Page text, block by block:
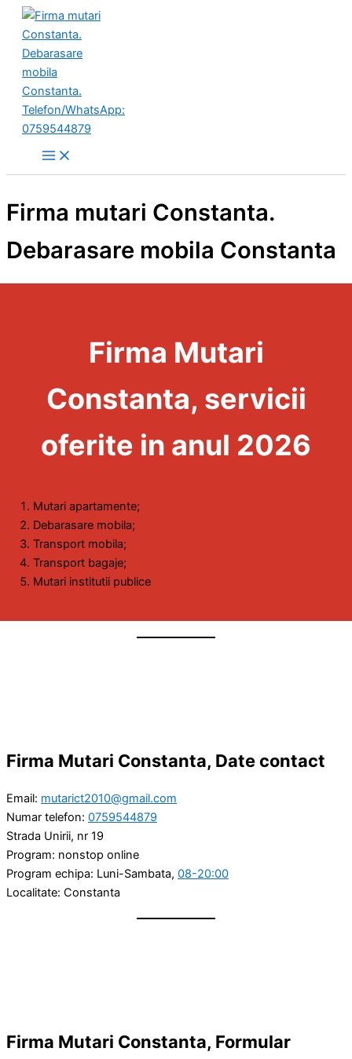
Skip
content
Main
Menu
Firma mutari Constanta.
Debarasare mobila Constanta
Firma Mutari
Constanta, servicii
oferite in anul 2026
Mutari apartamente;
Debarasare mobila;
Transport mobila;
Transport bagaje;
Mutari institutii publice
Firma Mutari Constanta, Date contact
Email: mutarict2010@gmail.com
Numar telefon: 0759544879
Strada Unirii, nr 19
Program: nonstop online
Program echipa: Luni-Sambata, 08-20:00
Localitate: Constanta
Firma Mutari Constanta, Formular